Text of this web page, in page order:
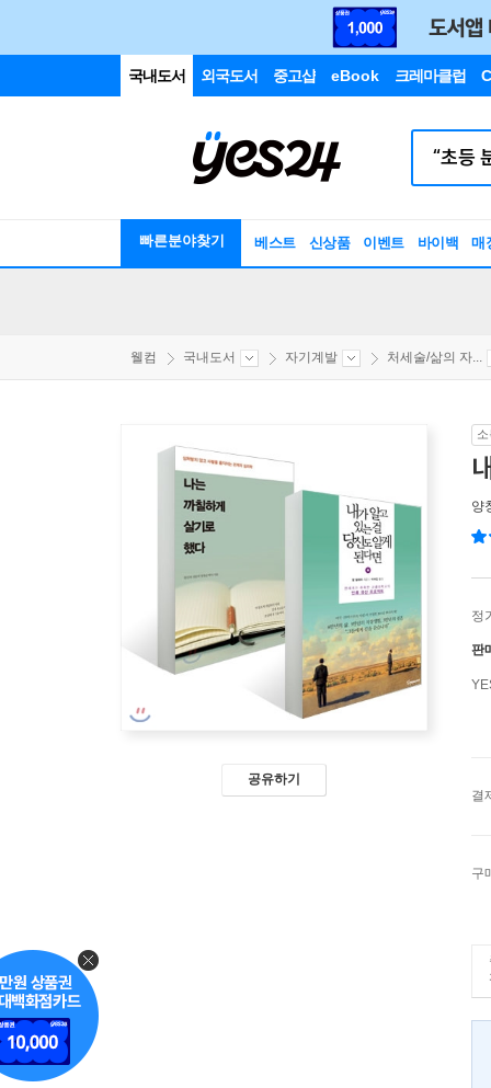
국내도서 외국도서 중고샵 eBook 크레마클럽
빠른분야찾기 베스트 신상품 이벤트 바이백 매
웰컴 국내도서 자기계발 처세술/삶의 자...
공유하기
양
정
판
결
구